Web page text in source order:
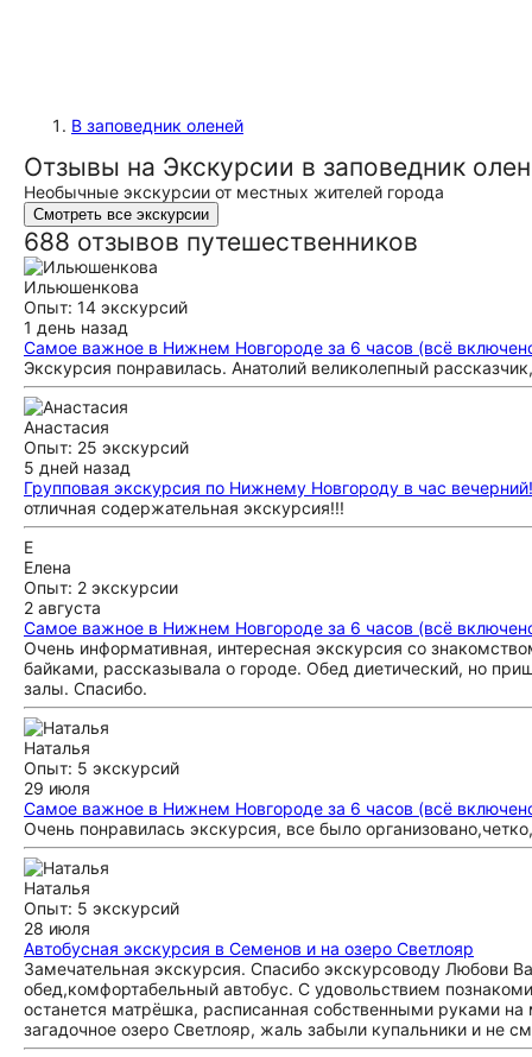
В заповедник оленей
Отзывы на Экскурсии в заповедник
Необычные экскурсии от местных жителей города
Смотреть все экскурсии
688 отзывов путешественников
Ильюшенкова
Опыт: 14 экскурсий
1 день назад
Самое важное в Нижнем Новгороде за 6 часов (всё
Экскурсия понравилась. Анатолий великолепный
Анастасия
Опыт: 25 экскурсий
5 дней назад
Групповая экскурсия по Нижнему Новгороду в час вечерний!
отличная содержательная экскурсия!!!
Е
Елена
Опыт: 2 экскурсии
2 августа
Самое важное в Нижнем Новгороде за 6 часов (всё
Очень информативная, интересная экскурсия со
байками, рассказывала о городе. Обед диетический, но
залы. Спасибо.
Наталья
Опыт: 5 экскурсий
29 июля
Самое важное в Нижнем Новгороде за 6 часов (всё
Очень понравилась экскурсия, все было
Наталья
Опыт: 5 экскурсий
28 июля
Автобусная экскурсия в Семенов и на озеро Светлояр
Замечательная экскурсия. Спасибо экскурсоводу Любови
обед,комфортабельный автобус. С удовольствием
останется матрёшка, расписанная собственными руками
загадочное озеро Светлояр, жаль забыли купальники и не